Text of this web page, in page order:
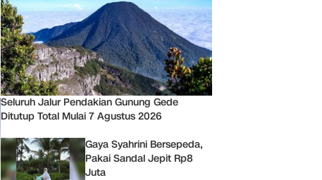
Seluruh Jalur Pendakian Gunung Gede
Ditutup Total Mulai 7 Agustus 2026
Gaya Syahrini Bersepeda,
Pakai Sandal Jepit Rp8
Juta